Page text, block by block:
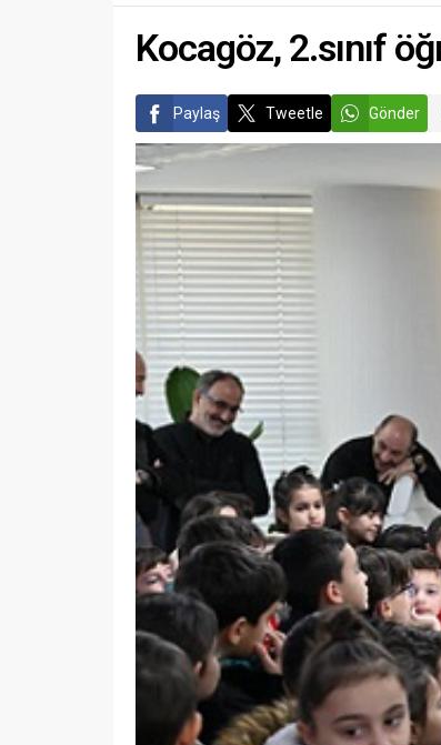
Kocagöz, 2.sınıf
Paylaş Tweetle Gönder